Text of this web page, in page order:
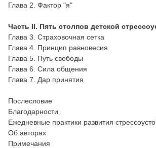
Глава 2. Фактор "я"
Часть II. Пять столпов детской
Глава 3. Страховочная сетка
Глава 4. Принцип равновесия
Глава 5. Путь свободы
Глава 6. Сила общения
Глава 7. Дар принятия
Послесловие
Благодарности
Ежедневные практики развития
Об авторах
Примечания